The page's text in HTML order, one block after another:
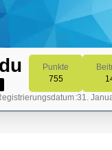
Punkte
755
31.